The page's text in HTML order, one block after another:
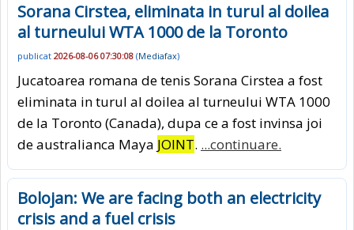
Sorana Cirstea, eliminata in turul al doilea
al turneului WTA 1000 de la Toronto
publicat 2026-08-06 07:30:08 (Mediafax)
Jucatoarea romana de tenis Sorana Cirstea a fost
eliminata in turul al doilea al turneului WTA 1000
de la Toronto (Canada), dupa ce a fost invinsa joi
de australianca Maya JOINT. ...continuare.
Bolojan: We are facing both an electricity
crisis and a fuel crisis